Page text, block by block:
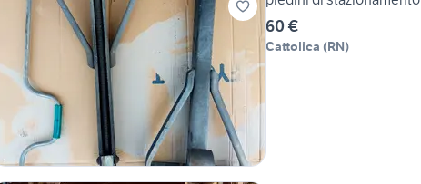
60 €
Cattolica (RN)